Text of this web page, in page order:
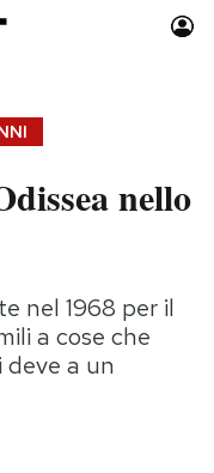
Idee
Boomer!
nello
nel 1968 per il
a cose che
deve a un